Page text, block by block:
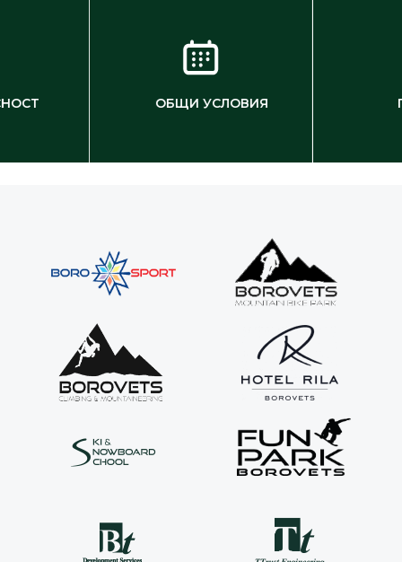
ОБЩИ УСЛОВИЯ